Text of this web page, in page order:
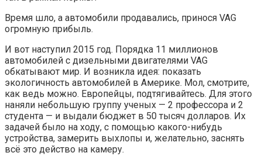
Время шло, а автомобили продавались, принося VAG
огромную прибыль.
И вот наступил 2015 год. Порядка 11 миллионов
автомобилей с дизельными двигателями VAG
обкатывают мир. И возникла идея: показать
экологичность автомобилей в Америке. Мол, смотрите,
как ведь можно. Европейцы, подтягивайтесь. Для этого
наняли небольшую группу ученых — 2 профессора и 2
студента — и выдали бюджет в 50 тысяч долларов. Их
задачей было на ходу, с помощью какого-нибудь
устройства, замерить выхлопы и, желательно, заснять
всё это действо на камеру.